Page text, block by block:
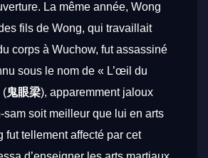
La même année, Wong
fils de Wong, qui travaillait
corps à Wuchow, fut assassiné
sous le nom de « L’œil du
(鬼眼梁), apparemment jaloux
sam soit meilleur que lui en arts
fut tellement affecté par cet